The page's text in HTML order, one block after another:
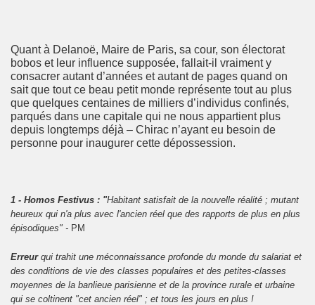
Quant à Delanoë, Maire de Paris, sa cour, son électorat
bobos et leur influence supposée, fallait-il vraiment y
consacrer autant d’années et autant de pages quand on
sait que tout ce beau petit monde représente tout au plus
que quelques centaines de milliers d’individus confinés,
parqués dans une capitale qui ne nous appartient plus
depuis longtemps déjà – Chirac n’ayant eu besoin de
personne pour inaugurer cette dépossession.
1 - Homos Festivus : "Habitant satisfait de la nouvelle réalité ; mutant
heureux qui n'a plus avec l'ancien réel que des rapports de plus en plus
épisodiques" - PM
Erreurqui trahit une méconnaissance profonde du monde du salariat et
des conditions de vie des classes populaires et des petites-classes
moyennes de la banlieue parisienne et de la province rurale et urbaine
qui se coltinent "cet ancien réel" ; et tous les jours en plus !